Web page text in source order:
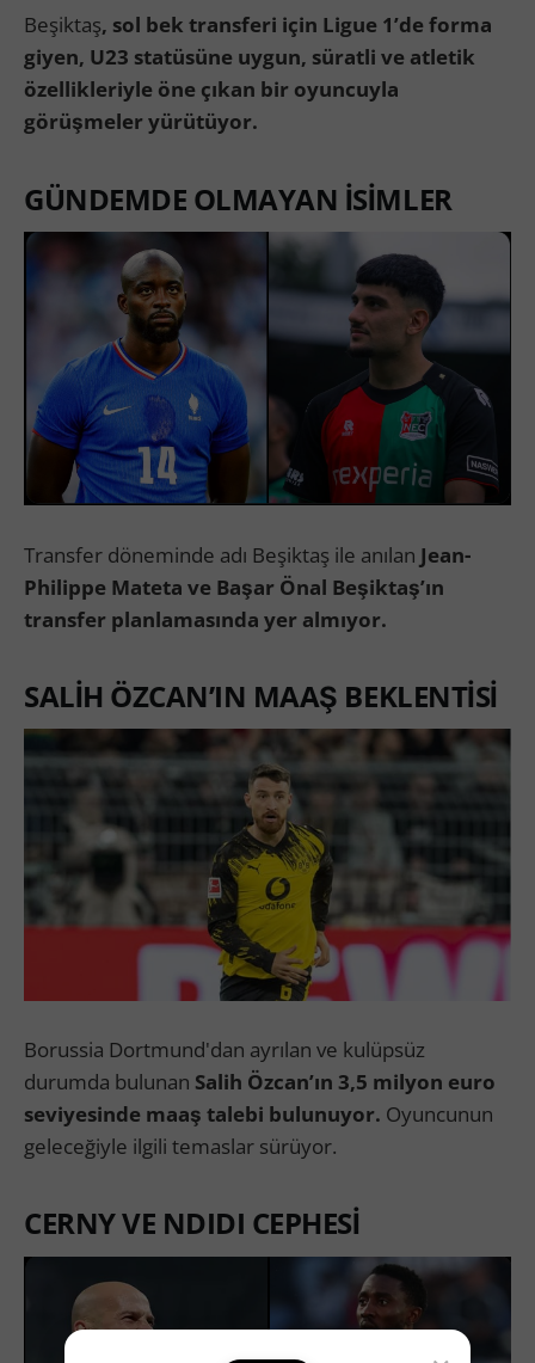
Beşiktaş, sol bek transferi için Ligue 1’de forma
giyen, U23 statüsüne uygun, süratli ve atletik
özellikleriyle öne çıkan bir oyuncuyla
görüşmeler yürütüyor.
GÜNDEMDE OLMAYAN İSİMLER
Transfer döneminde adı Beşiktaş ile anılan Jean-
Philippe Mateta ve Başar Önal Beşiktaş’ın
transfer planlamasında yer almıyor.
SALİH ÖZCAN’IN MAAŞ BEKLENTİSİ
Borussia Dortmund'dan ayrılan ve kulüpsüz
durumda bulunan Salih Özcan’ın 3,5 milyon euro
seviyesinde maaş talebi bulunuyor. Oyuncunun
geleceğiyle ilgili temaslar sürüyor.
CERNY VE NDIDI CEPHESİ